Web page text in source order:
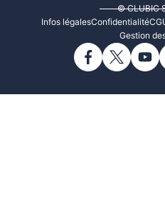
© CLUBIC
Infos légalesConfidentialité
Gestion